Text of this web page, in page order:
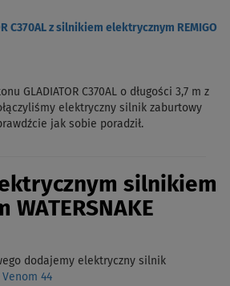
C370AL z silnikiem elektrycznym REMIGO
GLADIATOR C370AL o długości 3,7 m z
elektryczny silnik zaburtowy
jak sobie poradził.
silnikiem
dodajemy elektryczny silnik
44